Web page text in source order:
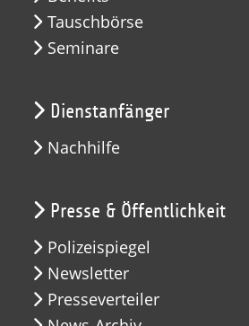
Tauschbörse
Seminare
Dienstanfänger
Nachhilfe
Presse & Öffentlichkeit
Polizeispiegel
Newsletter
Presseverteiler